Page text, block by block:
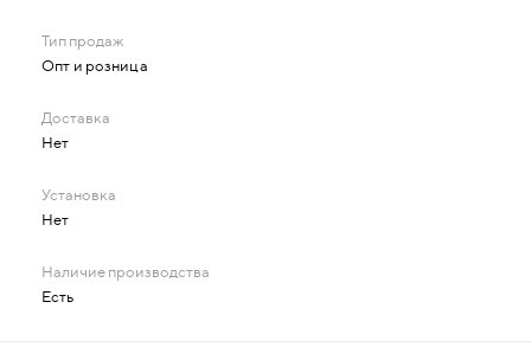
Опт и розница
Нет
Нет
Есть